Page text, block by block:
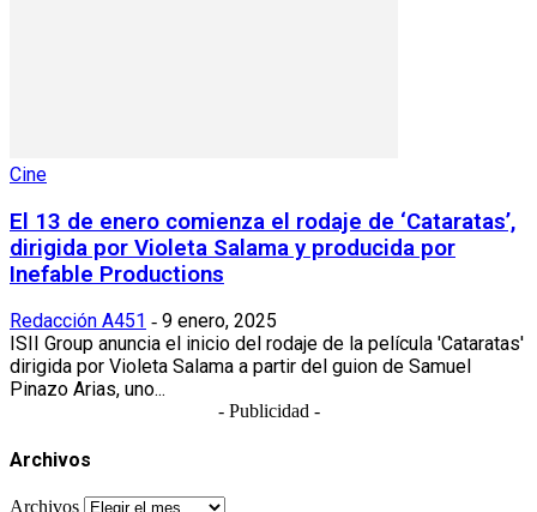
Cine
El 13 de enero comienza el rodaje de ‘Cataratas’,
dirigida por Violeta Salama y producida por
Inefable Productions
Redacción A451 - 9 enero, 2025
ISII Group anuncia el inicio del rodaje de la película 'Cataratas'
dirigida por Violeta Salama a partir del guion de Samuel
Pinazo Arias, uno...
- Publicidad -
Archivos
Archivos